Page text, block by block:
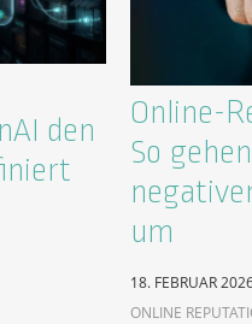
den
Online-
So
um
18. FEBRUAR
ONLINE